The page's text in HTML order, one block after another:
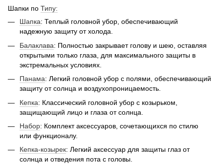
Шапки по Типу:
Шапка: Теплый головной убор, обеспечивающий
надежную защиту от холода.
Балаклава: Полностью закрывает голову и шею, оставляя
открытыми только глаза, для максимального защиты в
экстремальных условиях.
Панама: Легкий головной убор с полями, обеспечивающий
защиту от солнца и воздухопроницаемость.
Кепка: Классический головной убор с козырьком,
защищающий лицо и глаза от солнца.
Набор: Комплект аксессуаров, сочетающихся по стилю
или функционалу.
Кепка-козырек: Легкий аксессуар для защиты глаз от
солнца и отведения пота с головы.